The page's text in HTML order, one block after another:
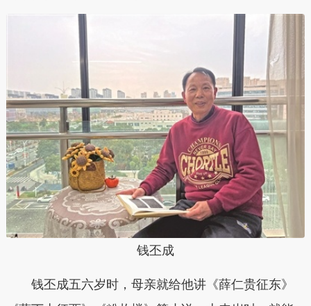
钱丕成
钱丕成五六岁时，母亲就给他讲《薛仁贵征东》